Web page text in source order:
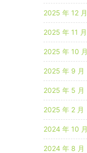
2025 年 12 月
2025 年 11 月
2025 年 10 月
2025 年 9 月
2025 年 5 月
2025 年 2 月
2024 年 10 月
2024 年 8 月